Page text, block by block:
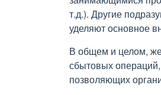
т.д.). Другие
уделяют основное
В общем и целом,
сбытовых
позволяющих